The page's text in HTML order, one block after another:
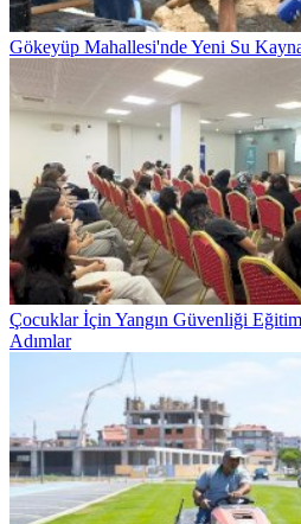
Gökeyüp Mahallesi'nde Yeni Su
Çocuklar İçin Yangın Güvenliği
Adımlar